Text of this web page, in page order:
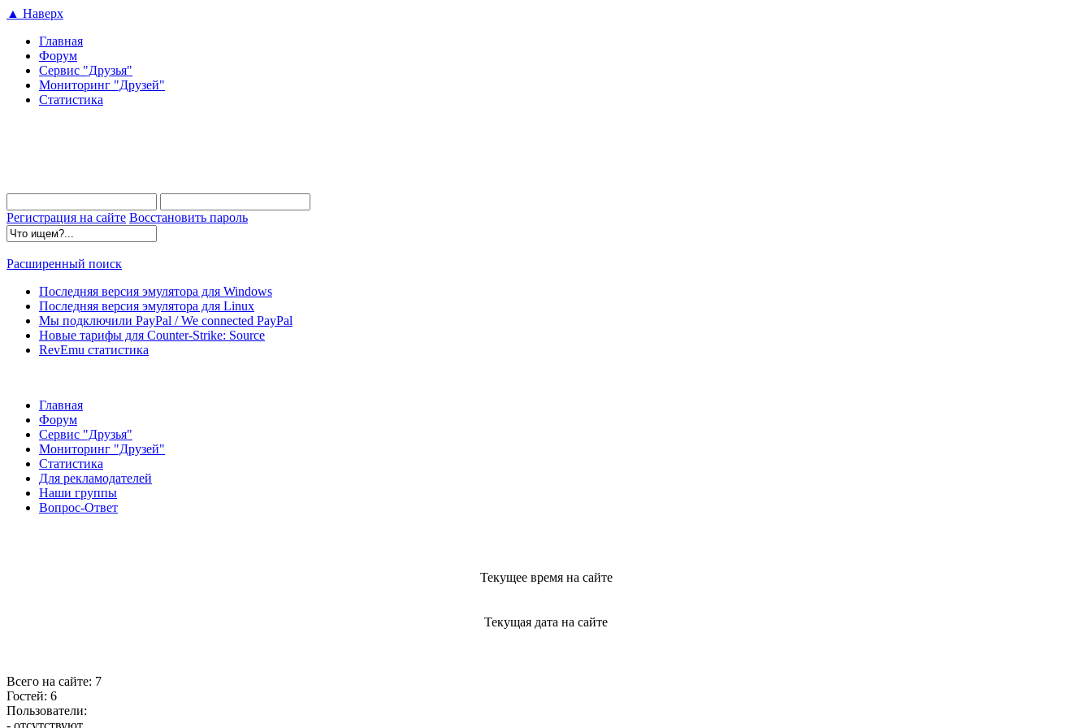
▲ Наверх
Главная
Форум
Сервис "Друзья"
Мониторинг "Друзей"
Статистика
Регистрация на сайте Восстановить пароль
Расширенный поиск
Последняя версия эмулятора для Windows
Последняя версия эмулятора для Linux
Мы подключили PayPal / We connected PayPal
Новые тарифы для Counter-Strike: Source
RevEmu статистика
Главная
Форум
Сервис "Друзья"
Мониторинг "Друзей"
Статистика
Для рекламодателей
Наши группы
Вопрос-Ответ
Текущее время на сайте
Текущая дата на сайте
Всего на сайте: 7
Гостей: 6
Пользователи:
- отсутствуют